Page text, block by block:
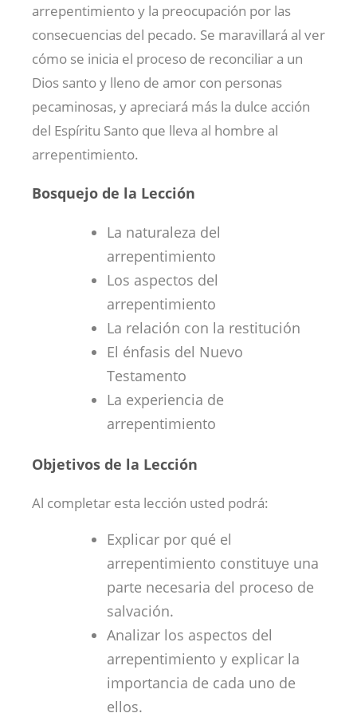
arrepentimiento y la preocupación por las
consecuencias del pecado. Se maravillará al ver
cómo se inicia el proceso de reconciliar a un
Dios santo y lleno de amor con personas
pecaminosas, y apreciará más la dulce acción
del Espíritu Santo que lleva al hombre al
arrepentimiento.
Bosquejo de la Lección
La naturaleza del
arrepentimiento
Los aspectos del
arrepentimiento
La relación con la restitución
El énfasis del Nuevo
Testamento
La experiencia de
arrepentimiento
Objetivos de la Lección
Al completar esta lección usted podrá:
Explicar por qué el
arrepentimiento constituye una
parte necesaria del proceso de
salvación.
Analizar los aspectos del
arrepentimiento y explicar la
importancia de cada uno de
ellos.